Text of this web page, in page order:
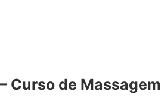
– Curso de Massagem